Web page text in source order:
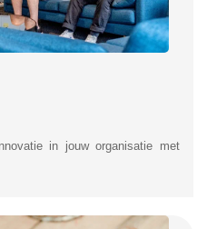
in jouw organisatie met